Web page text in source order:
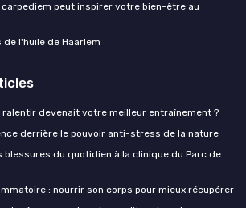
carpediem peut inspirer votre bien-être au
l'huile de Haarlem
ralentir devenait votre meilleur entraînement ?
derrière le pouvoir anti-stress de la nature
blessures du quotidien à la clinique du Parc de
: nourrir son corps pour mieux récupérer